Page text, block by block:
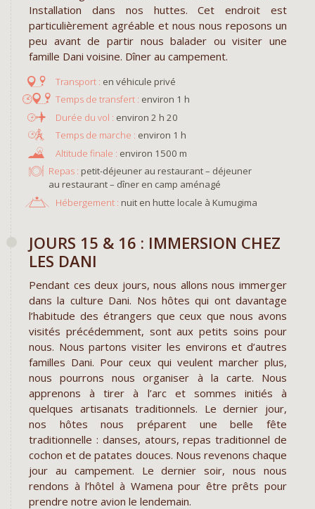
Installation dans nos huttes. Cet endroit est
particulièrement agréable et nous nous reposons un
peu avant de partir nous balader ou visiter une
famille Dani voisine. Dîner au campement.
en véhicule privé
environ 1 h
environ 2 h 20
environ 1 h
environ 1500 m
Repas : petit-déjeuner au restaurant – déjeuner
au restaurant – dîner en camp aménagé
Hébergement : nuit en hutte locale à Kumugima
JOURS 15 & 16 : IMMERSION CHEZ
LES DANI
Pendant ces deux jours, nous allons nous immerger
dans la culture Dani. Nos hôtes qui ont davantage
l’habitude des étrangers que ceux que nous avons
visités précédemment, sont aux petits soins pour
nous. Nous partons visiter les environs et d’autres
familles Dani. Pour ceux qui veulent marcher plus,
nous pourrons nous organiser à la carte. Nous
apprenons à tirer à l’arc et sommes initiés à
quelques artisanats traditionnels. Le dernier jour,
nos hôtes nous préparent une belle fête
traditionnelle : danses, atours, repas traditionnel de
cochon et de patates douces. Nous revenons chaque
jour au campement. Le dernier soir, nous nous
rendons à l’hôtel à Wamena pour être prêts pour
prendre notre avion le lendemain.